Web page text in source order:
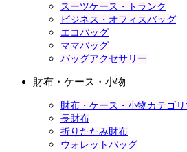
スーツケース・トランク
ビジネス・オフィスバッグ
エコバッグ
ママバッグ
バッグアクセサリー
財布・ケース・小物
財布・ケース・小物カテゴ
長財布
折りたたみ財布
ウォレットバッグ